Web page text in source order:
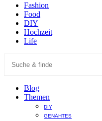
Fashion
Food
DIY
Hochzeit
Life
Blog
Themen
DIY
GENÄHTES